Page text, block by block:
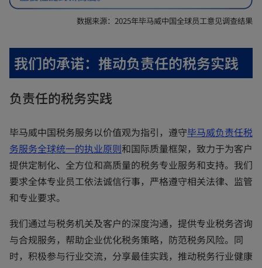
数据来源：2025年毕马威中国全球员工意见调查结果
我们的承诺：推动负责任的税务实践
负责任的税务实践
毕马威中国税务服务以价值观为指引，遵守毕马威负责任税
务服务全球统一的执业原则o
p
e
i
n
a
和国际质量框架，致力于为客户
提供定制化、全方位和高质量的税务专业服务和支持。我们
要求全体专业员工依法诚信行事，严格遵守相关法律、监管
和专业要求。
我们通过与税务机关及客户的深度沟通，提供专业税务咨询
与合规服务，帮助企业优化税务策略，防范税务风险。同
时，积极参与行业交流，分享最佳实践，推动税务行业健康